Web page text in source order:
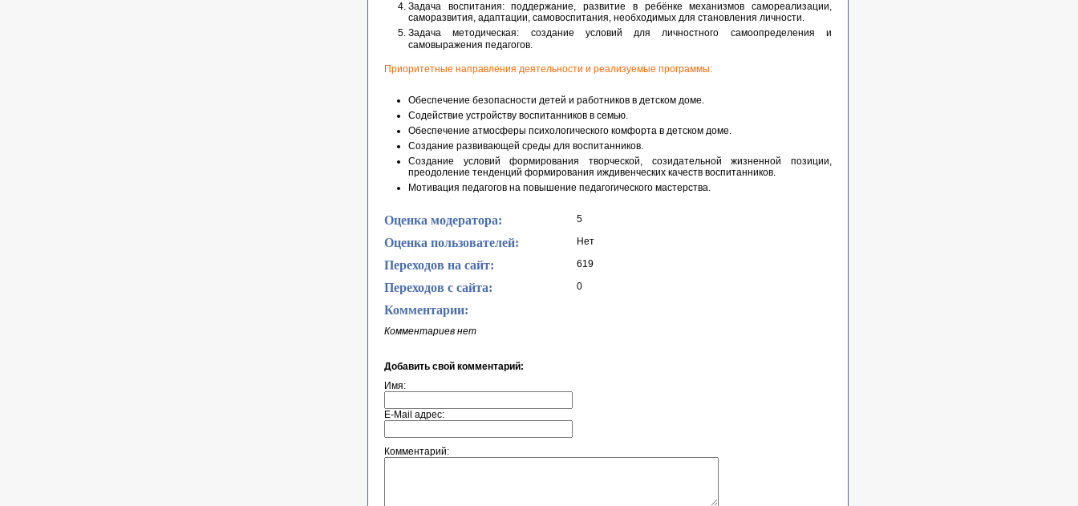
Задача воспитания: поддержание, развитие в ребёнке механизмов самореализации,
саморазвития, адаптации, самовоспитания, необходимых для становления личности.
Задача методическая: создание условий для личностного самоопределения и
самовыражения педагогов.
Приоритетные направления деятельности и реализуемые программы:
Обеспечение безопасности детей и работников в детском доме.
Содействие устройству воспитанников в семью.
Обеспечение атмосферы психологического комфорта в детском доме.
Создание развивающей среды для воспитанников.
Создание условий формирования творческой, созидательной жизненной позиции,
преодоление тенденций формирования иждивенческих качеств воспитанников.
Мотивация педагогов на повышение педагогического мастерства.
Оценка модератора: 5
Оценка пользователей: Нет
Переходов на сайт: 619
Переходов с сайта: 0
Комментарии:
Комментариев нет
Добавить свой комментарий:
Имя:
E-Mail адрес:
Комментарий: